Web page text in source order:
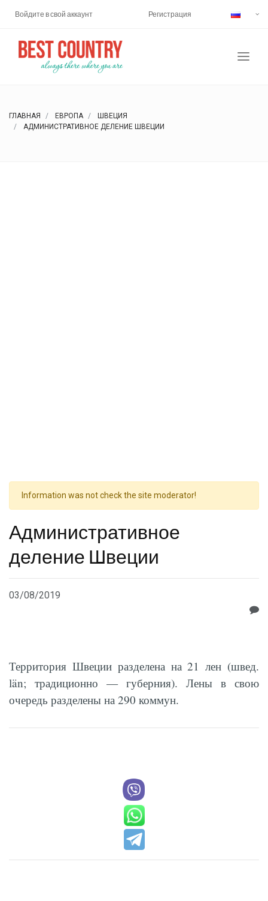
Войдите в свой аккаунт Регистрация
ГЛАВНАЯ ЕВРОПА
ШВЕЦИЯ
АДМИНИСТРАТИВНОЕ ДЕЛЕНИЕ ШВЕЦИИ
Information was not check the site moderator!
Административное
деление Швеции
03/08/2019
Территория Швеции разделена на 21 лен (швед.
län; традиционно — губерния). Лены в свою
очередь разделены на 290 коммун.